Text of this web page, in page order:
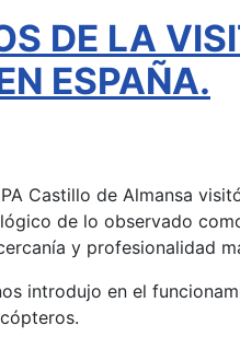
DE LA
ESPAÑA.
Castillo de Almansa
de lo observado
y profesionalidad
introdujo en el